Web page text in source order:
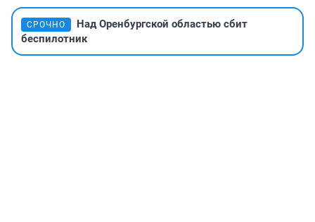
СРОЧНО
Над Оренбургской областью сбит
беспилотник